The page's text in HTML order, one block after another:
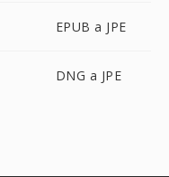
EPUB a JPE
DNG a JPE